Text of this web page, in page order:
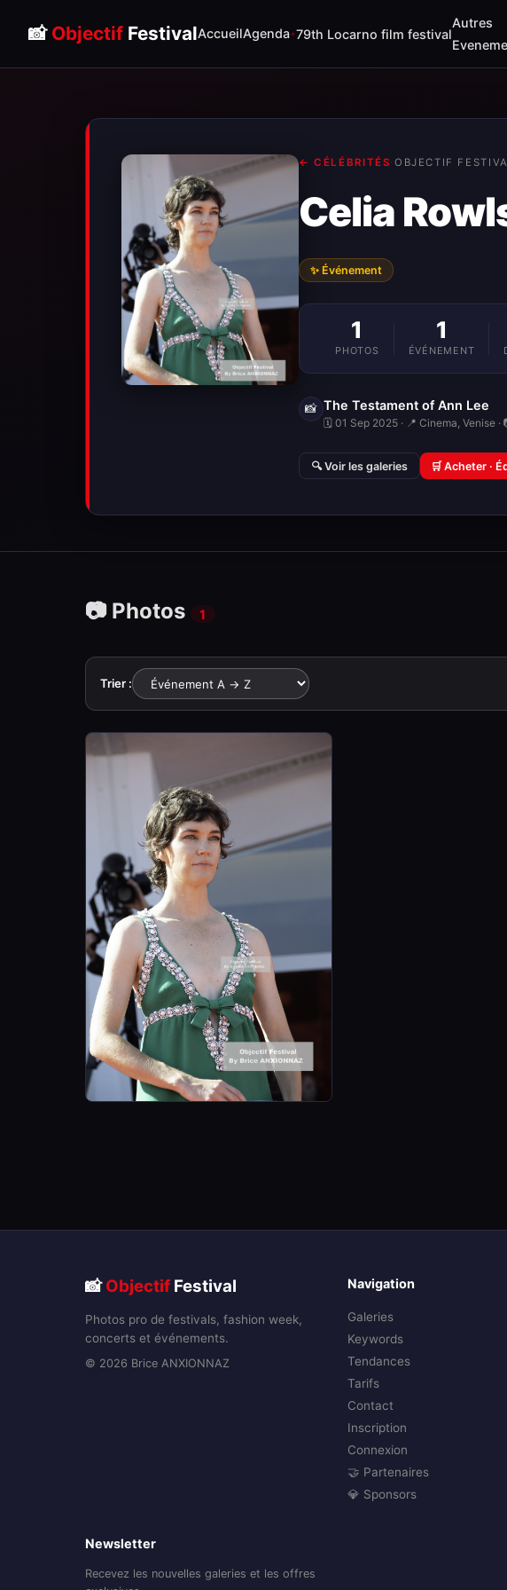
📸 Objectif FestivalAccueilAgenda 79th Locarno film festival
Autres
← CÉLÉBRITÉS· OBJECTIF
Celia
✨ Événement
1
PHOTOS
1
ÉVÉNEMENT
📸 The Testament of Ann Lee
🗓 01 Sep 2025 · 📍 Cinema, Venise ·
🔍 Voir les galeries 🛒 Acheter ·
📷 Photos 1
Trier :
📸Objectif Festival
Photos pro de festivals, fashion week,
concerts et événements.
© 2026 Brice ANXIONNAZ
Navigation
Galeries
Keywords
Tendances
Tarifs
Contact
Inscription
Connexion
🤝 Partenaires
💎 Sponsors
Newsletter
Recevez les nouvelles galeries et les offres